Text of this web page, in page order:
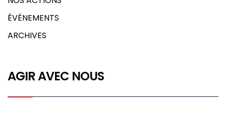
ÉVÉNEMENTS
ARCHIVES
AGIR AVEC NOUS